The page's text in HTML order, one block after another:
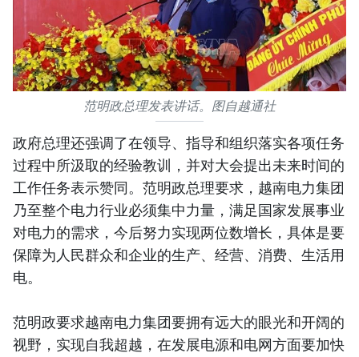
范明政总理发表讲话。图自越通社
政府总理还强调了在领导、指导和组织落实各项任务
过程中所汲取的经验教训，并对大会提出未来时间的
工作任务表示赞同。范明政总理要求，越南电力集团
乃至整个电力行业必须集中力量，满足国家发展事业
对电力的需求，今后努力实现两位数增长，具体是要
保障为人民群众和企业的生产、经营、消费、生活用
电。
范明政要求越南电力集团要拥有远大的眼光和开阔的
视野，实现自我超越，在发展电源和电网方面要加快